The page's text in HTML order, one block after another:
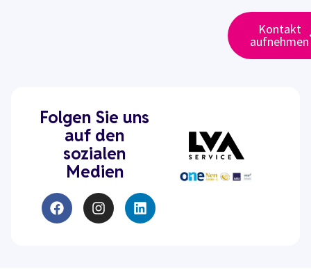
Kontakt
aufnehmen
Folgen Sie uns
auf den
sozialen
Medien